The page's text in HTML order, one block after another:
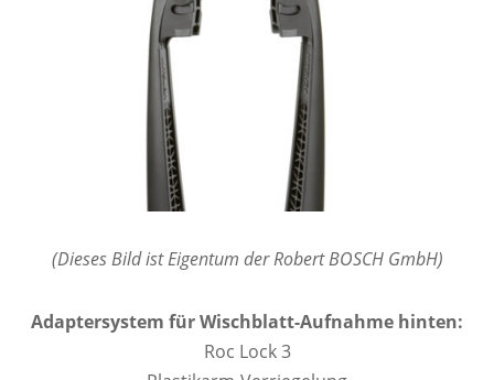
(Dieses Bild ist Eigentum der Robert BOSCH GmbH)
Adaptersystem für Wischblatt-Aufnahme hinten:
Roc Lock 3